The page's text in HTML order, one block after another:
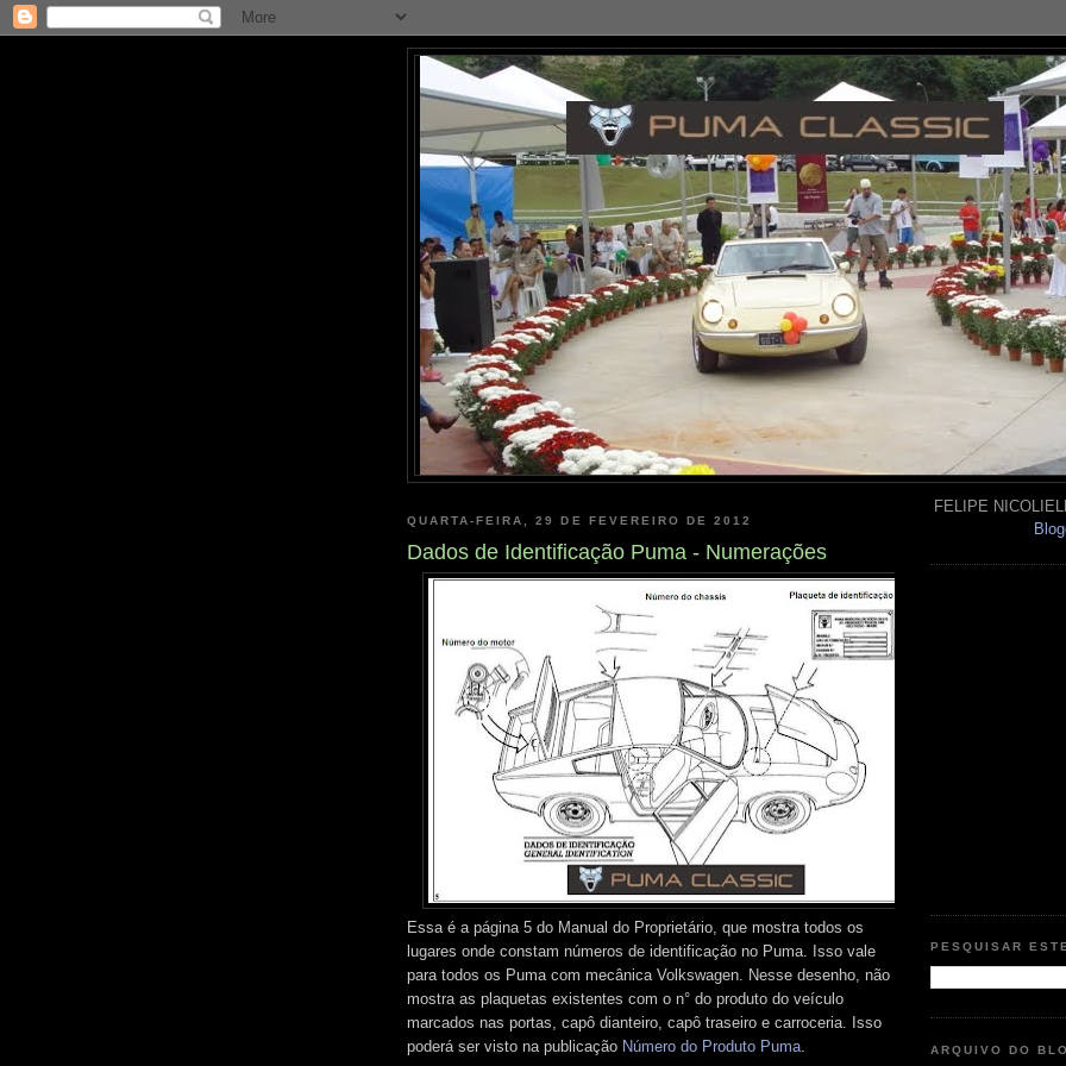
QUARTA-FEIRA, 29 DE FEVEREIRO DE 2012
Dados de Identificação Puma - Numerações
Essa é a página 5 do Manual do Proprietário, que mostra todos os
lugares onde constam números de identificação no Puma. Isso vale
para todos os Puma com mecânica Volkswagen. Nesse desenho, não
mostra as plaquetas existentes com o n° do produto do veículo
marcados nas portas, capô dianteiro, capô traseiro e carroceria. Isso
poderá ser visto na publicação Número do Produto Puma
FELIPE
PESQUISAR
ARQUIVO DO